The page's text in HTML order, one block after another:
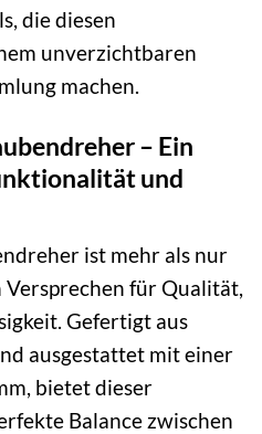
die diesen
unverzichtbaren
machen.
– Ein
und
ist mehr als nur
für Qualität,
Gefertigt aus
ausgestattet mit einer
bietet dieser
Balance zwischen